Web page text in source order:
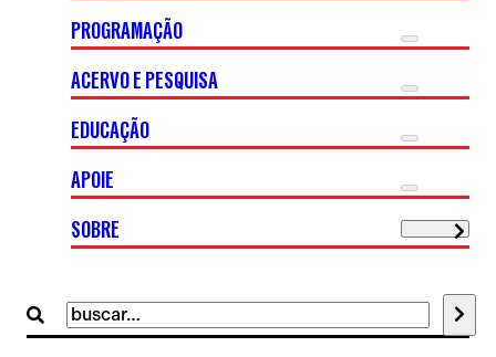
Buscar
por:
PROGRAMAÇÃO
ACERVO E PESQUISA
EDUCAÇÃO
APOIE
SOBRE